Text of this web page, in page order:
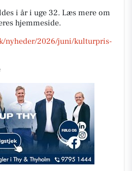
i år i uge 32. Læs mere om
hjemmeside.
nyheder/2026/juni/kulturpris-